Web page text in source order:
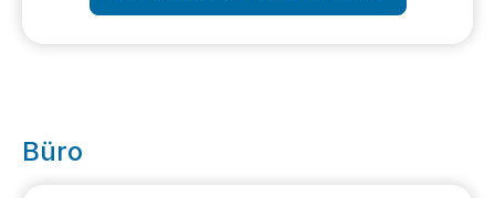
Büro